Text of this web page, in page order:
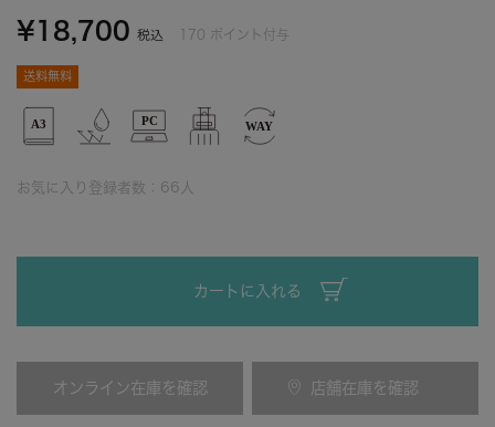
¥18,700 税込 170 ポイント付与
送料無料
お気に入り登録者数： 66 人
カートに入れる
オンライン在庫を確認 店舗在庫を確認